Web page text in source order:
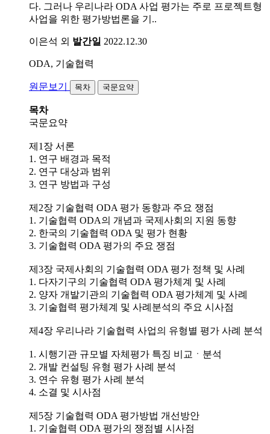
다. 그러나 우리나라 ODA 사업 평가는 주로 프로젝트형
사업을 위한 평가방법론을 기..
이은석 외 발간일 2022.12.30
ODA, 기술협력
원문보기 목차 국문요약
목차
국문요약
제1장 서론
1. 연구 배경과 목적
2. 연구 대상과 범위
3. 연구 방법과 구성
제2장 기술협력 ODA 평가 동향과 주요 쟁점
1. 기술협력 ODA의 개념과 국제사회의 지원 동향
2. 한국의 기술협력 ODA 및 평가 현황
3. 기술협력 ODA 평가의 주요 쟁점
제3장 국제사회의 기술협력 ODA 평가 정책 및 사례
1. 다자기구의 기술협력 ODA 평가체계 및 사례
2. 양자 개발기관의 기술협력 ODA 평가체계 및 사례
3. 기술협력 평가체계 및 사례분석의 주요 시사점
제4장 우리나라 기술협력 사업의 유형별 평가 사례 분석
1. 시행기관 규모별 자체평가 특징 비교ㆍ분석
2. 개발 컨설팅 유형 평가 사례 분석
3. 연수 유형 평가 사례 분석
4. 소결 및 시사점
제5장 기술협력 ODA 평가방법 개선방안
1. 기술협력 ODA 평가의 쟁점별 시사점